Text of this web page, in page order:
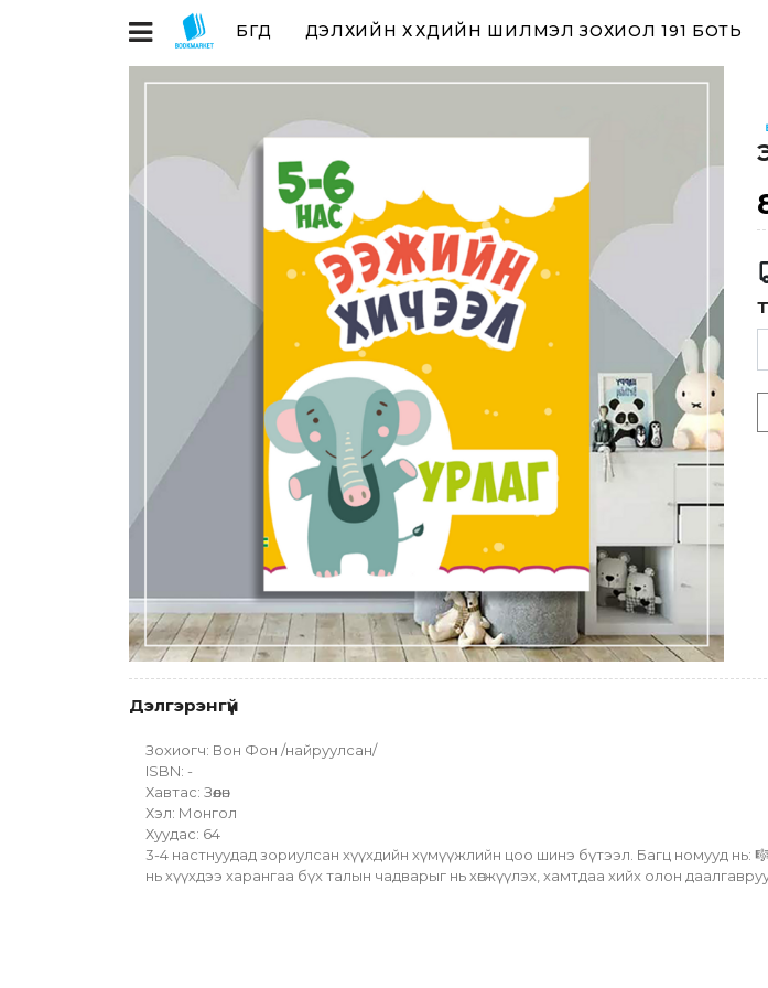
БҮГД ДЭЛХИЙН ХҮҮХДИЙН ШИЛМЭЛ ЗОХИОЛ 191 БОТЬ
Дэлгэрэнгүй
Зохиогч: Вон Фон /найруулсан/
ISBN: -
Хавтас: Зөөлөн
Хэл: Монгол
Хуудас: 64
3-4 настнуудад зориулсан хүүхдийн хүмүүжлийн цоо шинэ бүтээл. Багц номууд нь:
нь хүүхдээ харангаа бүх талын чадварыг нь хөгжүүлэх, хамтдаа хийх олон